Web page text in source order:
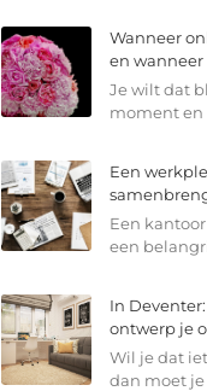
Wanneer
en
Je wilt dat
moment en
Een
Een
een
In
ontwerp je
Wil je dat
dan moet je